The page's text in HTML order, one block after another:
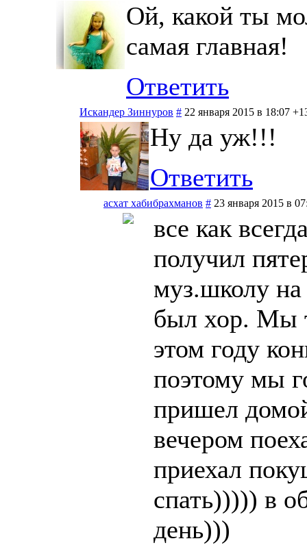
Ой, какой ты
самая главная!
Ответить
Искандер Зиннуров # 22 января 2015 в 18:07
Ну да уж!!!
Ответить
асхат хабибрахманов # 23 января 2015 в
все как
получил
муз.школу
был хор. Мы
этом году
поэтому мы
пришел
вечером
приехал
спать))))) в
день)))